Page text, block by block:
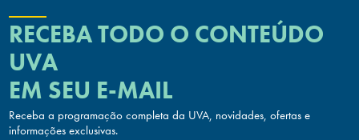
RECEBA TODO O CONTEÚDO
UVA
EM SEU E-MAIL
Receba a programação completa da UVA, novidades, ofertas e
informações exclusivas.